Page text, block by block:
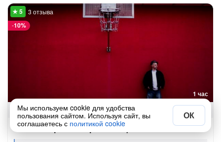
1 час
-10%
3 отзыва
Фотопрогулка до 3 чел.
Фото-экспресс в парке Галицкого
Мы используем cookie для удобства
пользования сайтом. Используя сайт, вы
соглашаетесь с политикой cookie
ОК